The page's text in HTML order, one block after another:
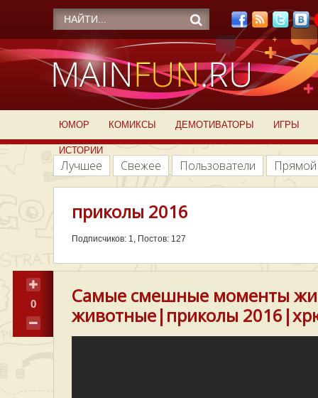
ЮМОР КОМИКСЫ ДЕМОТИВАТОРЫ ИГРЫ
ИСТОРИИ
Лучшее Свежее Пользователи
приколы 2016
Подписчиков: 1, Постов: 127
0
Самые смешные моменты
животные|приколы